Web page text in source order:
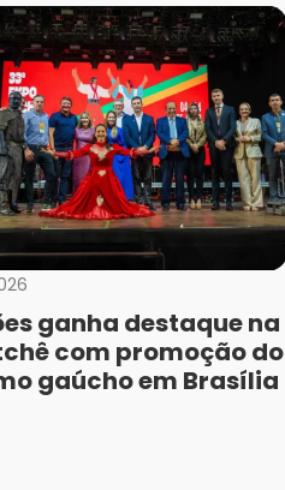
ganha destaque na
com promoção do
gaúcho em Brasília